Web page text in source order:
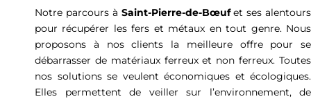
Notre parcours à Saint-Pierre-de-Bœufet ses alentours
pour récupérer les fers et métaux en tout genre. Nous
proposons à nos clients la meilleure offre pour se
débarrasser de matériaux ferreux et non ferreux. Toutes
nos solutions se veulent économiques et écologiques.
Elles permettent de veiller sur l’environnement, de